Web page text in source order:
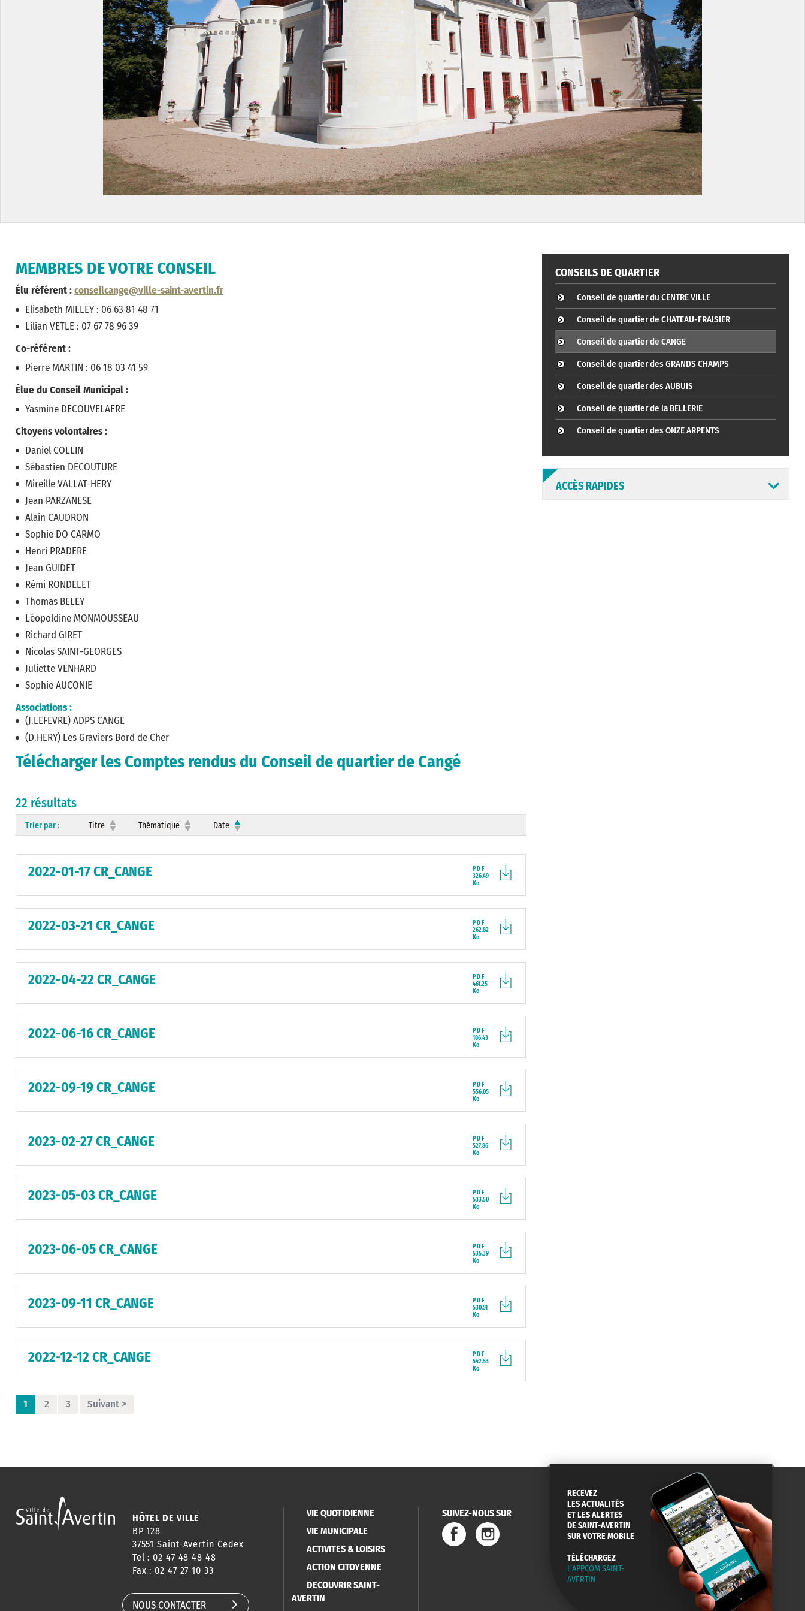
MEMBRES DE VOTRE CONSEIL
Élu référent :conseilcange@ville-saint-avertin.fr
Elisabeth MILLEY : 06 63 81 48 71
Lilian VETLE : 07 67 78 96 39
Co-référent :
Pierre MARTIN : 06 18 03 41 59
Élue du Conseil Municipal :
Yasmine DECOUVELAERE
Citoyens volontaires :
Daniel COLLIN
Sébastien DECOUTURE
Mireille VALLAT-HERY
Jean PARZANESE
Alain CAUDRON
Sophie DO CARMO
Henri PRADERE
Jean GUIDET
Rémi RONDELET
Thomas BELEY
Léopoldine MONMOUSSEAU
Richard GIRET
Nicolas SAINT-GEORGES
Juliette VENHARD
Sophie AUCONIE
Associations :
(J.LEFEVRE) ADPS CANGE
(D.HERY) Les Graviers Bord de Cher
Télécharger les Comptes rendus du Conseil de quartier de Cangé
22 résultats
Trier par : Titre Thématique Date
2022-01-17 CR_CANGE
PDF
326.49
Ko
2022-03-21 CR_CANGE
PDF
262.82
Ko
2022-04-22 CR_CANGE
PDF
461.25
Ko
2022-06-16 CR_CANGE
PDF
186.43
Ko
2022-09-19 CR_CANGE
PDF
556.05
Ko
2023-02-27 CR_CANGE
PDF
527.86
Ko
2023-05-03 CR_CANGE
PDF
533.50
Ko
2023-06-05 CR_CANGE
PDF
535.39
Ko
2023-09-11 CR_CANGE
PDF
530.51
Ko
2022-12-12 CR_CANGE
PDF
542.53
Ko
1 2 3 Suivant >
CONSEILS DE QUARTIER
Conseil de quartier du CENTRE VILLE
Conseil de quartier de CHATEAU-FRAISIER
Conseil de quartier de CANGE
Conseil de quartier des GRANDS CHAMPS
Conseil de quartier des AUBUIS
Conseil de quartier de la BELLERIE
Conseil de quartier des ONZE ARPENTS
ACCÈS RAPIDES
HÔTEL DE VILLE
BP 128
37551 Saint-Avertin Cedex
Tel : 02 47 48 48 48
Fax : 02 47 27 10 33
NOUS CONTACTER
VIE QUOTIDIENNE
VIE MUNICIPALE
ACTIVITES & LOISIRS
ACTION CITOYENNE
DECOUVRIR SAINT-
AVERTIN
SUIVEZ-NOUS SUR
RECEVEZ
LES ACTUALITÉS
ET LES ALERTES
DE SAINT-AVERTIN
SUR VOTRE MOBILE
TÉLÉCHARGEZ
L'APPCOM SAINT-
AVERTIN